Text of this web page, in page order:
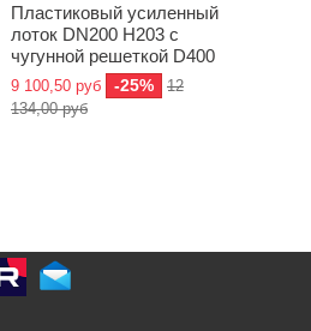
Пластиковый усиленный
лоток DN200 H203 с
чугунной решеткой D400
9 100,50 руб -25%
12
134,00 руб